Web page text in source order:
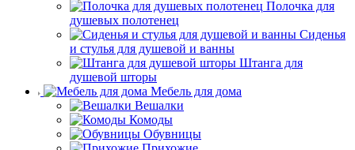
Полочка для
душевых полотенец
Сиденья
и стулья для душевой и ванны
Штанга для
душевой шторы
Мебель для дома
Вешалки
Комоды
Обувницы